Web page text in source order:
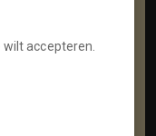
accepteren.